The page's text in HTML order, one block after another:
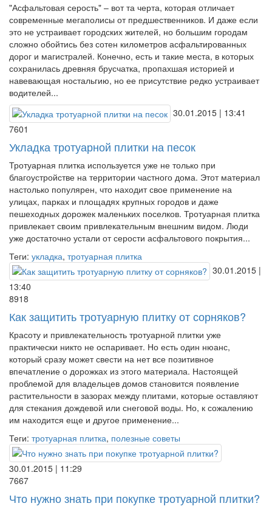
"Асфальтовая серость" – вот та черта, которая отличает
современные мегаполисы от предшественников. И даже если
это не устраивает городских жителей, но большим городам
сложно обойтись без сотен километров асфальтированных
дорог и магистралей. Конечно, есть и такие места, в которых
сохранилась древняя брусчатка, пропахшая историей и
навевающая ностальгию, но ее присутствие редко устраивает
водителей...
30.01.2015 | 13:41
7601
Укладка тротуарной плитки на песок
Тротуарная плитка используется уже не только при
благоустройстве на территории частного дома. Этот материал
настолько популярен, что находит свое применение на
улицах, парках и площадях крупных городов и даже
пешеходных дорожек маленьких поселков. Тротуарная плитка
привлекает своим привлекательным внешним видом. Люди
уже достаточно устали от серости асфальтового покрытия...
Теги: укладка, тротуарная плитка
30.01.2015 |
13:40
8918
Как защитить тротуарную плитку от сорняков?
Красоту и привлекательность тротуарной плитки уже
практически никто не оспаривает. Но есть один нюанс,
который сразу может свести на нет все позитивное
впечатление о дорожках из этого материала. Настоящей
проблемой для владельцев домов становится появление
растительности в зазорах между плитами, которые оставляют
для стекания дождевой или снеговой воды. Но, к сожалению
им находится еще и другое применение...
Теги: тротуарная плитка, полезные советы
30.01.2015 | 11:29
7667
Что нужно знать при покупке тротуарной плитки?